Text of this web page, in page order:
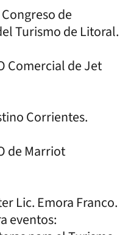
de
Turismo de Litoral.
Comercial de Jet
Corrientes.
de Marriot
Lic. Emora Franco.
eventos: